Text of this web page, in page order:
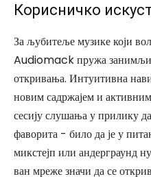
Корисничко
За љубитеље музике који
Audiomack пружа
откривања. Интуитивна
новим садржајем и
сесију слушања у прилику
фаворита - било да је у
микстејп или андерграунд
ван мреже значи да се